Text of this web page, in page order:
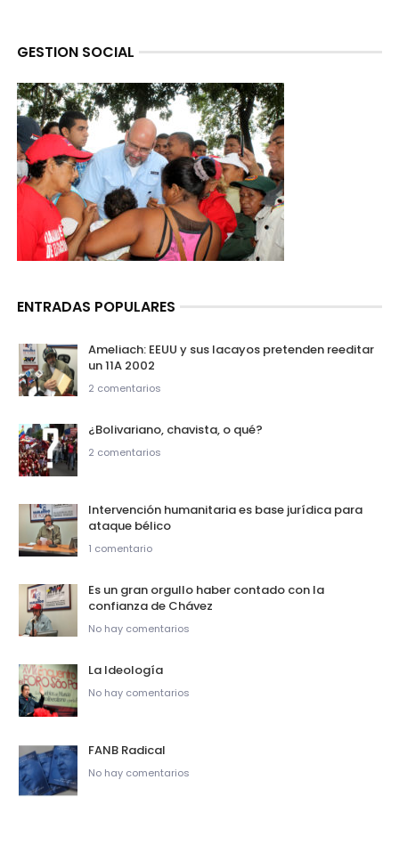
GESTION SOCIAL
ENTRADAS POPULARES
Ameliach: EEUU y sus lacayos pretenden reeditar
un 11A 2002
2 comentarios
¿Bolivariano, chavista, o qué?
2 comentarios
Intervención humanitaria es base jurídica para
ataque bélico
1 comentario
Es un gran orgullo haber contado con la
confianza de Chávez
No hay comentarios
La Ideología
No hay comentarios
FANB Radical
No hay comentarios